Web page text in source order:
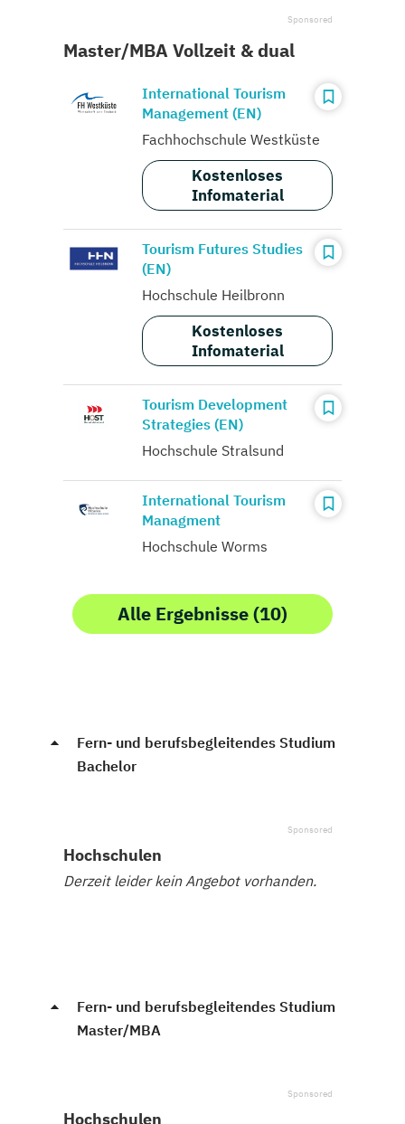
Master/MBA Vollzeit & dual
International Tourism
Management (EN)
Fachhochschule Westküste
Kostenloses
Infomaterial
Tourism Futures Studies
(EN)
Hochschule Heilbronn
Kostenloses
Infomaterial
Tourism Development
Strategies (EN)
Hochschule Stralsund
International Tourism
Managment
Hochschule Worms
Alle Ergebnisse (10)
Fern- und berufsbegleitendes Studium
Bachelor
Hochschulen
Derzeit leider kein Angebot vorhanden.
Fern- und berufsbegleitendes Studium
Master/MBA
Hochschulen